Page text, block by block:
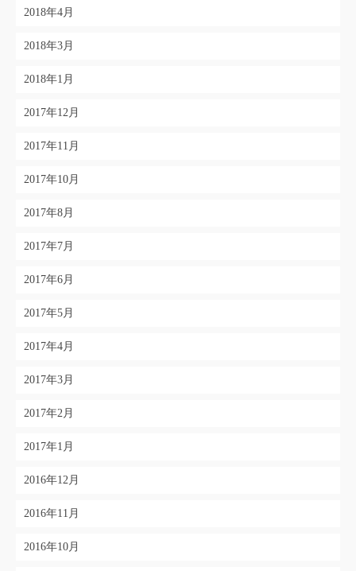
2018年4月
2018年3月
2018年1月
2017年12月
2017年11月
2017年10月
2017年8月
2017年7月
2017年6月
2017年5月
2017年4月
2017年3月
2017年2月
2017年1月
2016年12月
2016年11月
2016年10月